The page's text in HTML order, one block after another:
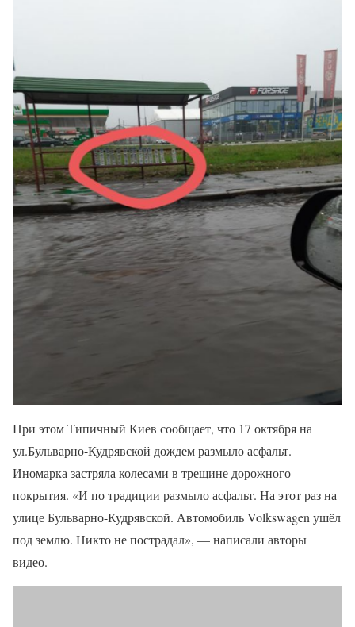
При этом Типичный Киев сообщает, что 17 октября на
ул.Бульварно-Кудрявской дождем размыло асфальт.
Иномарка застряла колесами в трещине дорожного
покрытия. «И по традиции размыло асфальт. На этот раз на
улице Бульварно-Кудрявской. Автомобиль Volkswagen ушёл
под землю. Никто не пострадал», — написали авторы
видео.